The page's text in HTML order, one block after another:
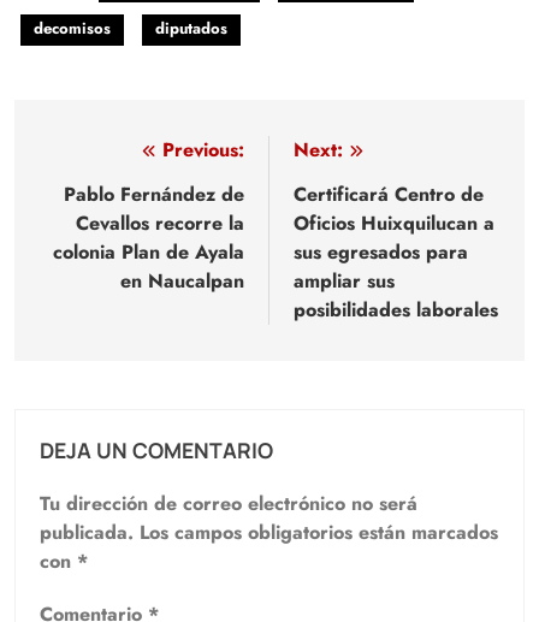
decomisos
diputados
Navegación
de
entradas
Previous:
Pablo Fernández de
Cevallos recorre la
colonia Plan de Ayala
en Naucalpan
Next:
Certificará Centro de
Oficios Huixquilucan a
sus egresados para
ampliar sus
posibilidades laborales
DEJA UN COMENTARIO
Tu dirección de correo electrónico no será
publicada. Los campos obligatorios están marcados
con *
Comentario *